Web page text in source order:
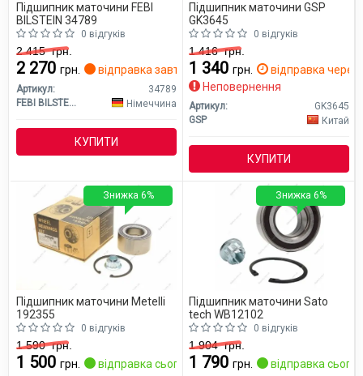
Підшипник маточини FEBI
BILSTEIN 34789
0 відгуків
2 415грн.
2 270 грн. відправка завтра
Артикул:
34789
FEBI BILSTEIN
Німеччина
КУПИТИ
Підшипник маточини GSP
GK3645
0 відгуків
1 416грн.
1 340 грн.
відправка через
Неповернення
Артикул:
GK3645
GSP
Китай
КУПИТИ
Підшипник маточини Metelli
192355
0 відгуків
1 590грн.
1 500 грн. відправка сьогодні
Знижка 6%
Підшипник маточини Sato
tech WB12102
0 відгуків
1 904грн.
1 790 грн. відправка
Знижка 6%